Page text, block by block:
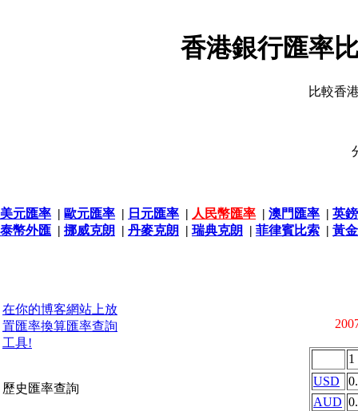
香港銀行匯率
比較香
美元匯率 | 歐元匯率 | 日元匯率 | 人民幣匯率 | 澳門匯率 | 英
泰幣外匯 | 挪威克朗 | 丹麥克朗 | 瑞典克朗 | 菲律賓比索 | 黃
在你的博客網站上放
置匯率換算匯率查詢
工具!
歷史匯率查詢
1
USD
AUD